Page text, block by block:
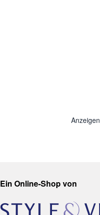
Anzeigen
Ein Online-Shop von